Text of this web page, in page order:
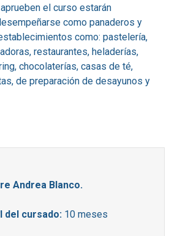
el curso estarán
como panaderos y
como: pastelería,
restaurantes, heladerías,
chocolaterías, casas de té,
de preparación de desayunos y
Andrea Blanco.
del cursado: 10 meses